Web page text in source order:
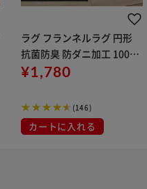
ラグ フランネルラグ 円形
抗菌防臭 防ダニ加工 100c
m×100cm アイボリー FNR
¥1,780
(146)
カートに入れる